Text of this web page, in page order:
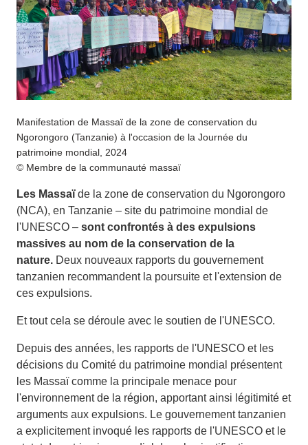
Manifestation de Massaï de la zone de conservation du
Ngorongoro (Tanzanie) à l'occasion de la Journée du
patrimoine mondial, 2024
© Membre de la communauté massaï
Les Massaïde la zone de conservation du Ngorongoro
(NCA), en Tanzanie – site du patrimoine mondial de
l'UNESCO – sont confrontés à des expulsions
massives au nom de la conservation de la
nature. Deux nouveaux rapports du gouvernement
tanzanien recommandent la poursuite et l'extension de
ces expulsions.
Et tout cela se déroule avec le soutien de l'UNESCO.
Depuis des années, les rapports de l'UNESCO et les
décisions du Comité du patrimoine mondial présentent
les Massaï comme la principale menace pour
l'environnement de la région, apportant ainsi légitimité et
arguments aux expulsions. Le gouvernement tanzanien
a explicitement invoqué les rapports de l'UNESCO et le